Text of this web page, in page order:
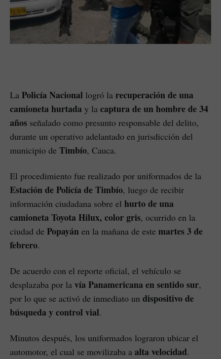
La Policía Nacional logró la recuperación de una
camioneta hurtada y la captura de un hombre de 34
años señalado como presunto responsable del delito,
durante un operativo adelantado en jurisdicción del
municipio de Timbío, Cauca.
El procedimiento fue realizado por uniformados de la
Estación de Policía de Timbío, luego de recibir
información ciudadana sobre el hurto de una
camioneta Toyota Hilux, color gris, ocurrido en la
ciudad de Popayán en la mañana de este martes 3 de
febrero.
De acuerdo con el reporte oficial, el vehículo se
desplazaba por la vía Panamericana en sentido sur,
por lo que se activó de inmediato un dispositivo de
búsqueda y control vial.
Minutos después, los uniformados lograron ubicar el
automotor, el cual se movilizaba a alta velocidad.